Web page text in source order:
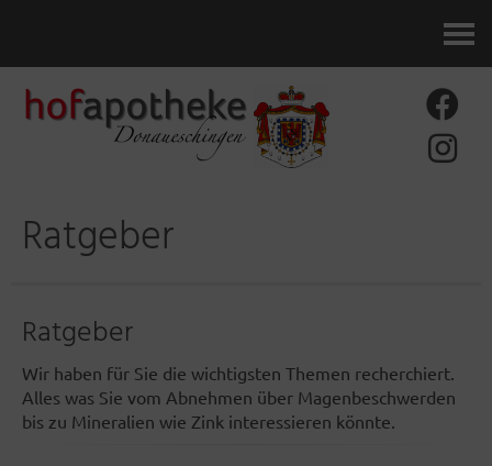
Ratgeber
Ratgeber
Wir haben für Sie die wichtigsten Themen recherchiert.
Alles was Sie vom Abnehmen über Magenbeschwerden
bis zu Mineralien wie Zink interessieren könnte.